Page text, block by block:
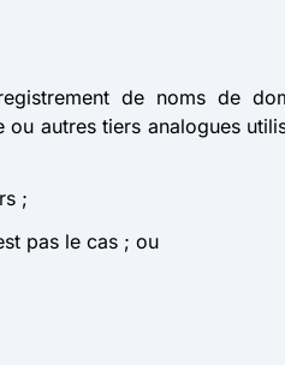
de noms de
autres tiers analogues
;
pas le cas ; ou